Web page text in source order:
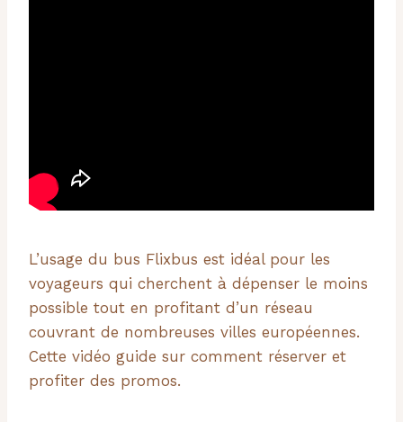
L’usage du bus Flixbus est idéal pour les
voyageurs qui cherchent à dépenser le moins
possible tout en profitant d’un réseau
couvrant de nombreuses villes européennes.
Cette vidéo guide sur comment réserver et
profiter des promos.